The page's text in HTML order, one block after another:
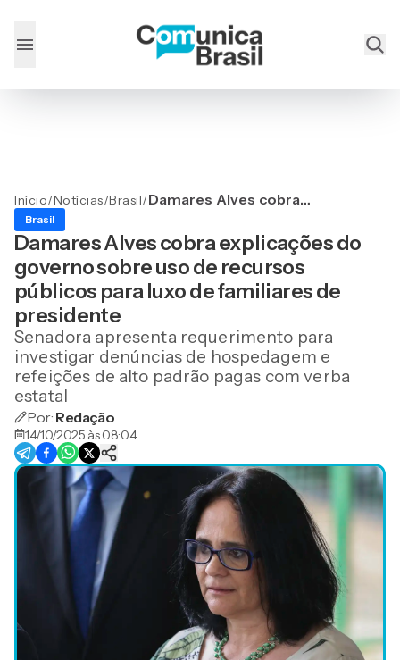
Início/Notícias/Brasil/Damares Alves cobra
sobre uso de recursos
públicos para luxo de
familiares de presidente
Brasil
Damares Alves cobra explicações do
governo sobre uso de recursos
públicos para luxo de familiares de
presidente
Senadora apresenta requerimento para
investigar denúncias de hospedagem e
refeições de alto padrão pagas com verba
estatal
Por: Redação
14/10/2025 às 08:04